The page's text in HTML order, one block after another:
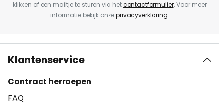
klikken of een mailtje te sturen via hetcontactformulier. Voor meer
informatie bekijk onzeprivacyverklaring.
Klantenservice
Contract herroepen
FAQ